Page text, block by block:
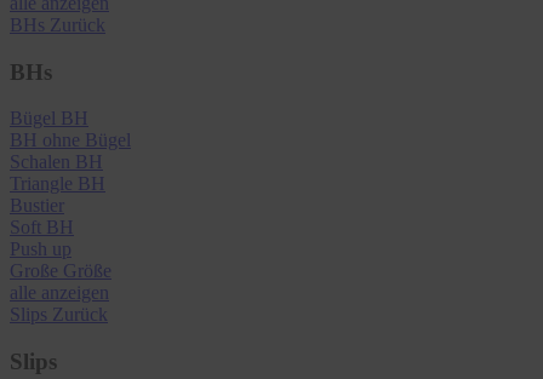
BHs Zurück
BHs
Bügel BH
BH ohne Bügel
Schalen BH
Triangle BH
Bustier
Soft BH
Push up
Große Größe
alle anzeigen
Slips Zurück
Slips